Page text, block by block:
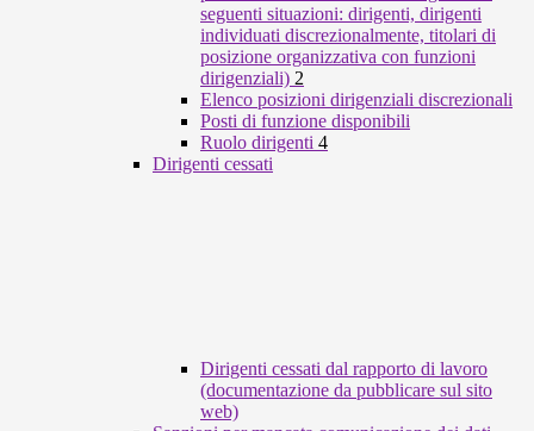
seguenti situazioni: dirigenti, dirigenti
individuati discrezionalmente, titolari di
posizione organizzativa con funzioni
dirigenziali) 2
Elenco posizioni dirigenziali discrezionali
Posti di funzione disponibili
Ruolo dirigenti 4
Dirigenti cessati
Dirigenti cessati dal rapporto di lavoro
(documentazione da pubblicare sul sito
web)